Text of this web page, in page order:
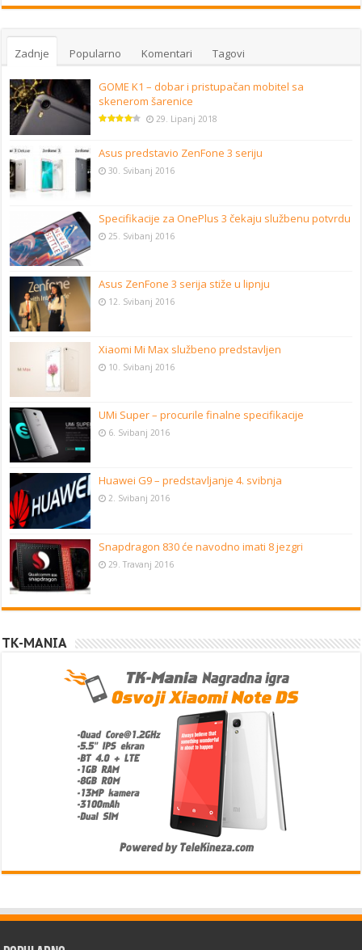
Zadnje Popularno Komentari Tagovi
GOME K1 – dobar i pristupačan mobitel sa
skenerom šarenice
29. Lipanj 2018
Asus predstavio ZenFone 3 seriju
30. Svibanj 2016
Specifikacije za OnePlus 3 čekaju službenu potvrdu
25. Svibanj 2016
Asus ZenFone 3 serija stiže u lipnju
12. Svibanj 2016
Xiaomi Mi Max službeno predstavljen
10. Svibanj 2016
UMi Super – procurile finalne specifikacije
6. Svibanj 2016
Huawei G9 – predstavljanje 4. svibnja
2. Svibanj 2016
Snapdragon 830 će navodno imati 8 jezgri
29. Travanj 2016
TK-MANIA